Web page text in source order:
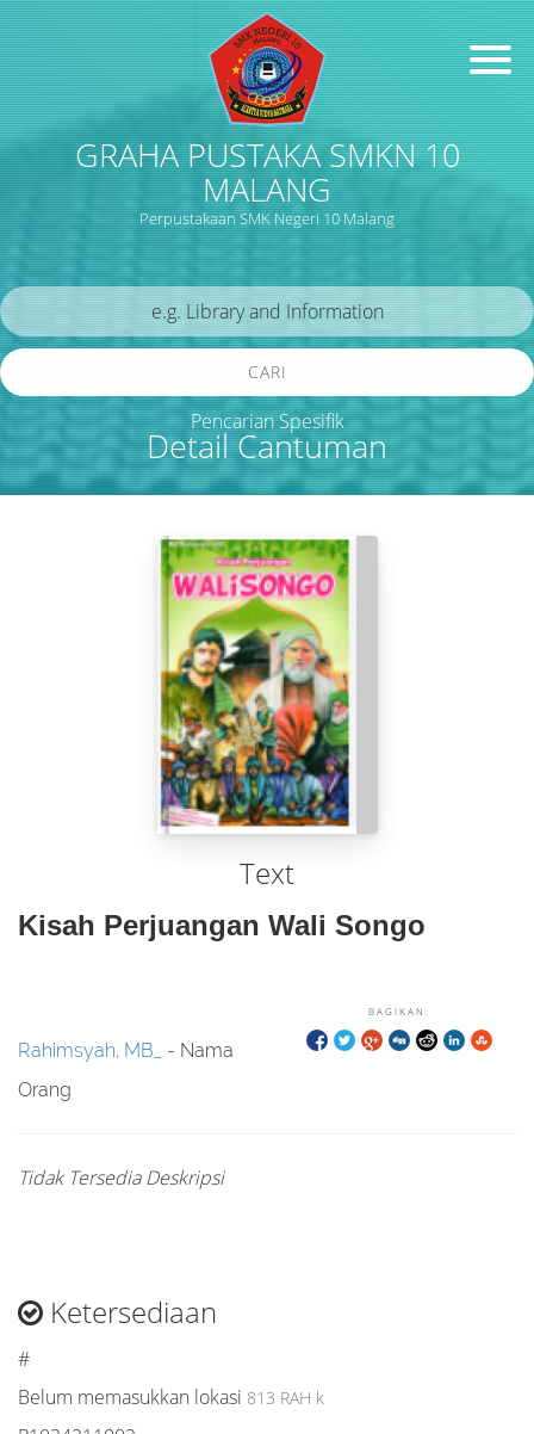
GRAHA PUSTAKA SMKN 10
MALANG
Perpustakaan SMK Negeri 10 Malang
Detail Cantuman
CARI
Pencarian Spesifik
Text
Kisah Perjuangan Wali Songo
BAGIKAN:
Rahimsyah, MB_
- Nama
Orang
Tidak Tersedia Deskripsi
Ketersediaan
#
Belum memasukkan lokasi 813 RAH k